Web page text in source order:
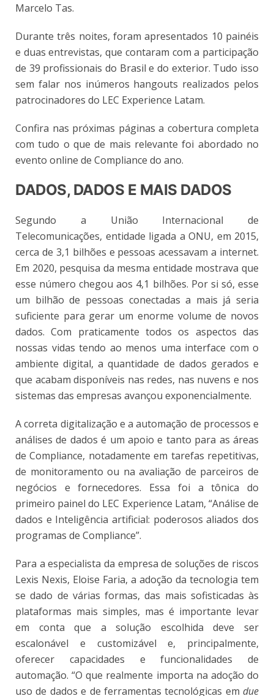
Marcelo Tas.
Durante três noites, foram apresentados 10 painéis
e duas entrevistas, que contaram com a participação
de 39 profissionais do Brasil e do exterior. Tudo isso
sem falar nos inúmeros hangouts realizados pelos
patrocinadores do LEC Experience Latam.
Confira nas próximas páginas a cobertura completa
com tudo o que de mais relevante foi abordado no
evento online de Compliance do ano.
DADOS, DADOS E MAIS DADOS
Segundo a União Internacional de
Telecomunicações, entidade ligada a ONU, em 2015,
cerca de 3,1 bilhões e pessoas acessavam a internet.
Em 2020, pesquisa da mesma entidade mostrava que
esse número chegou aos 4,1 bilhões. Por si só, esse
um bilhão de pessoas conectadas a mais já seria
suficiente para gerar um enorme volume de novos
dados. Com praticamente todos os aspectos das
nossas vidas tendo ao menos uma interface com o
ambiente digital, a quantidade de dados gerados e
que acabam disponíveis nas redes, nas nuvens e nos
sistemas das empresas avançou exponencialmente.
A correta digitalização e a automação de processos e
análises de dados é um apoio e tanto para as áreas
de Compliance, notadamente em tarefas repetitivas,
de monitoramento ou na avaliação de parceiros de
negócios e fornecedores. Essa foi a tônica do
primeiro painel do LEC Experience Latam, “Análise de
dados e Inteligência artificial: poderosos aliados dos
programas de Compliance”.
Para a especialista da empresa de soluções de riscos
Lexis Nexis, Eloise Faria, a adoção da tecnologia tem
se dado de várias formas, das mais sofisticadas às
plataformas mais simples, mas é importante levar
em conta que a solução escolhida deve ser
escalonável e customizável e, principalmente,
oferecer capacidades e funcionalidades de
automação. “O que realmente importa na adoção do
uso de dados e de ferramentas tecnológicas em due